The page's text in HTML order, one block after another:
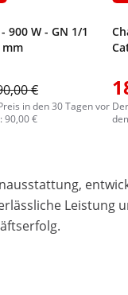
900 W - GN 1/1
mm
€
in den 30 Tagen vor
90,00 €
Leistung